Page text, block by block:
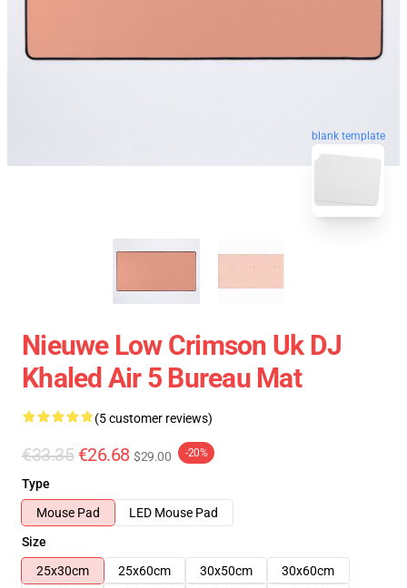
blank template
Nieuwe Low Crimson Uk DJ
Khaled Air 5 Bureau Mat
(5 customer reviews)
€33.35 €26.68 $29.00 -20%
Type
Mouse Pad
LED Mouse Pad
Size
25x30cm
25x60cm 30x50cm
30x60cm